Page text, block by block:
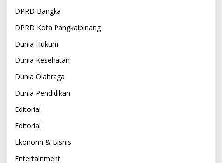
DPRD Bangka
DPRD Kota Pangkalpinang
Dunia Hukum
Dunia Kesehatan
Dunia Olahraga
Dunia Pendidikan
Editorial
Editorial
Ekonomi & Bisnis
Entertainment